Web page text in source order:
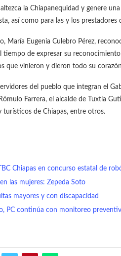
la Chiapanequidad y genere
así como para las y los prestadores
María Eugenia Culebro Pérez,
tiempo de expresar su
que vinieron y dieron todo su
del pueblo que integran el
Farrera, el alcalde de Tuxtla
turísticos de Chiapas, entre otros.
Chiapas en concurso estatal de
las mujeres: Zepeda Soto
mayores y con discapacidad
PC continúa con monitoreo